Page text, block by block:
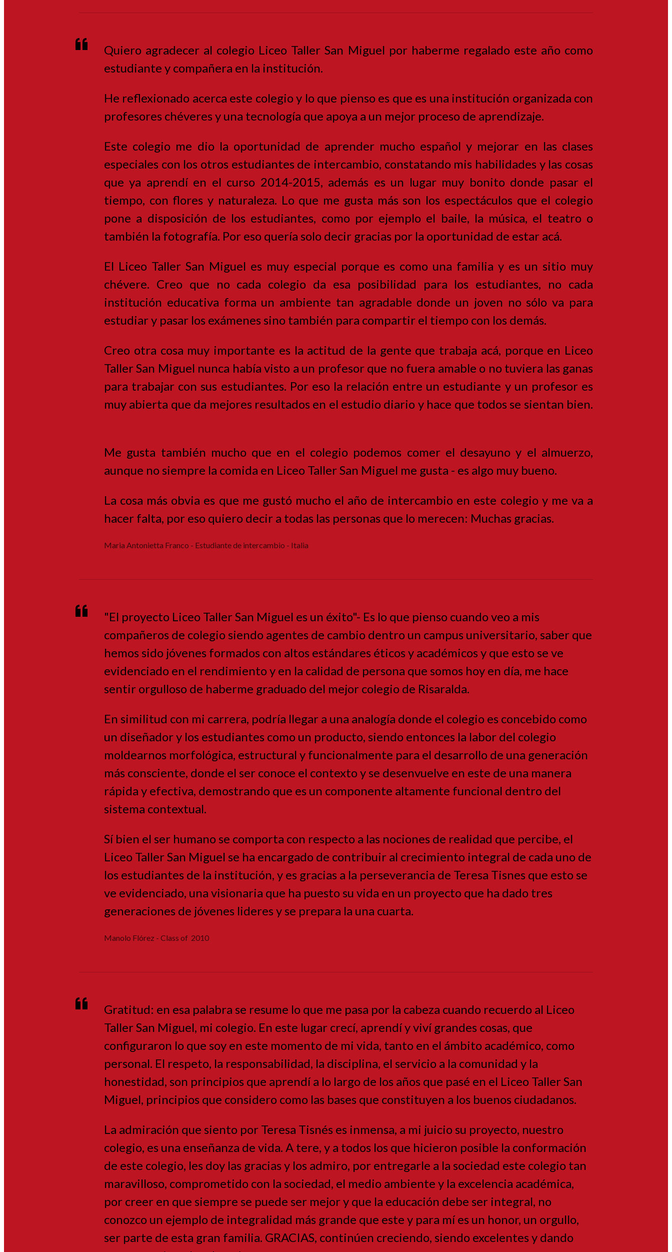
Quiero agradecer al colegio Liceo Taller San Miguel por haberme regalado este año como
estudiante y compañera en la institución.
He reflexionado acerca este colegio y lo que pienso es que es una institución organizada con
profesores chéveres y una tecnología que apoya a un mejor proceso de aprendizaje.
Este colegio me dio la oportunidad de aprender mucho español y mejorar en las clases
especiales con los otros estudiantes de intercambio, constatando mis habilidades y las cosas
que ya aprendí en el curso 2014-2015, además es un lugar muy bonito donde pasar el
tiempo, con flores y naturaleza. Lo que me gusta más son los espectáculos que el colegio
pone a disposición de los estudiantes, como por ejemplo el baile, la música, el teatro o
también la fotografía. Por eso quería solo decir gracias por la oportunidad de estar acá.
El Liceo Taller San Miguel es muy especial porque es como una familia y es un sitio muy
chévere. Creo que no cada colegio da esa posibilidad para los estudiantes, no cada
institución educativa forma un ambiente tan agradable donde un joven no sólo va para
estudiar y pasar los exámenes sino también para compartir el tiempo con los demás.
Creo otra cosa muy importante es la actitud de la gente que trabaja acá, porque en Liceo
Taller San Miguel nunca había visto a un profesor que no fuera amable o no tuviera las ganas
para trabajar con sus estudiantes. Por eso la relación entre un estudiante y un profesor es
muy abierta que da mejores resultados en el estudio diario y hace que todos se sientan bien.
Me gusta también mucho que en el colegio podemos comer el desayuno y el almuerzo,
aunque no siempre la comida en Liceo Taller San Miguel me gusta - es algo muy bueno.
La cosa más obvia es que me gustó mucho el año de intercambio en este colegio y me va a
hacer falta, por eso quiero decir a todas las personas que lo merecen: Muchas gracias.
Maria Antonietta Franco - Estudiante de intercambio - Italia
"El proyecto Liceo Taller San Miguel es un éxito"- Es lo que pienso cuando veo a mis
compañeros de colegio siendo agentes de cambio dentro un campus universitario, saber que
hemos sido jóvenes formados con altos estándares éticos y académicos y que esto se ve
evidenciado en el rendimiento y en la calidad de persona que somos hoy en día, me hace
sentir orgulloso de haberme graduado del mejor colegio de Risaralda.
En similitud con mi carrera, podría llegar a una analogía donde el colegio es concebido como
un diseñador y los estudiantes como un producto, siendo entonces la labor del colegio
moldearnos morfológica, estructural y funcionalmente para el desarrollo de una generación
más consciente, donde el ser conoce el contexto y se desenvuelve en este de una manera
rápida y efectiva, demostrando que es un componente altamente funcional dentro del
sistema contextual.
Sí bien el ser humano se comporta con respecto a las nociones de realidad que percibe, el
Liceo Taller San Miguel se ha encargado de contribuir al crecimiento integral de cada uno de
los estudiantes de la institución, y es gracias a la perseverancia de Teresa Tisnes que esto se
ve evidenciado, una visionaria que ha puesto su vida en un proyecto que ha dado tres
generaciones de jóvenes lideres y se prepara la una cuarta.
Manolo Flórez - Class of 2010
Gratitud: en esa palabra se resume lo que me pasa por la cabeza cuando recuerdo al Liceo
Taller San Miguel, mi colegio. En este lugar crecí, aprendí y viví grandes cosas, que
configuraron lo que soy en este momento de mi vida, tanto en el ámbito académico, como
personal. El respeto, la responsabilidad, la disciplina, el servicio a la comunidad y la
honestidad, son principios que aprendí a lo largo de los años que pasé en el Liceo Taller San
Miguel, principios que considero como las bases que constituyen a los buenos ciudadanos.
La admiración que siento por Teresa Tisnés es inmensa, a mi juicio su proyecto, nuestro
colegio, es una enseñanza de vida. A tere, y a todos los que hicieron posible la conformación
de este colegio, les doy las gracias y los admiro, por entregarle a la sociedad este colegio tan
maravilloso, comprometido con la sociedad, el medio ambiente y la excelencia académica,
por creer en que siempre se puede ser mejor y que la educación debe ser integral, no
conozco un ejemplo de integralidad más grande que este y para mí es un honor, un orgullo,
ser parte de esta gran familia. GRACIAS, continúen creciendo, siendo excelentes y dando